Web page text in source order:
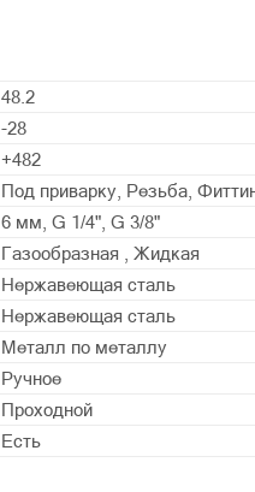
48.2
-28
+482
Под приварку, Резьба,
6 мм, G 1/4", G 3/8"
Газообразная , Жидкая
Нержавеющая сталь
Нержавеющая сталь
Металл по металлу
Ручное
Проходной
Есть